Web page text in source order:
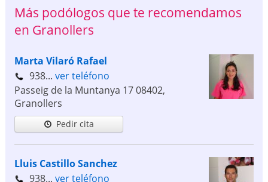
Más podólogos que te recomendamos
en Granollers
Marta Vilaró Rafael
938... ver teléfono
Passeig de la Muntanya 1708402,
Granollers
Pedir cita
Lluis Castillo Sanchez
938... ver teléfono